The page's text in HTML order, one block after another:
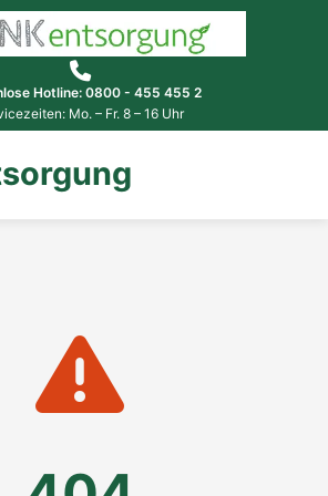
Hotline: 0800 - 455 455 2
Mo. – Fr. 8 – 16 Uhr